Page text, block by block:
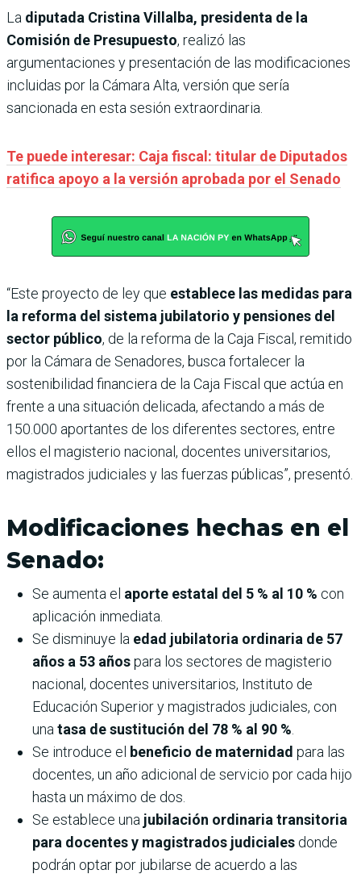
La diputada Cristina Villalba, presidenta de la
Comisión de Presupuesto, realizó las
argumentaciones y presentación de las modificaciones
incluidas por la Cámara Alta, versión que sería
sancionada en esta sesión extraordinaria.
Te puede interesar: Caja fiscal: titular de Diputados
ratifica apoyo a la versión aprobada por el Senado
“Este proyecto de ley que establece las medidas para
la reforma del sistema jubilatorio y pensiones del
sector público, de la reforma de la Caja Fiscal, remitido
por la Cámara de Senadores, busca fortalecer la
sostenibilidad financiera de la Caja Fiscal que actúa en
frente a una situación delicada, afectando a más de
150.000 aportantes de los diferentes sectores, entre
ellos el magisterio nacional, docentes universitarios,
magistrados judiciales y las fuerzas públicas”, presentó.
Modificaciones hechas en el
Senado:
Se aumenta el aporte estatal del 5 % al 10 % con
aplicación inmediata.
Se disminuye la edad jubilatoria ordinaria de 57
años a 53 añospara los sectores de magisterio
nacional, docentes universitarios, Instituto de
Educación Superior y magistrados judiciales, con
una tasa de sustitución del 78 % al 90 %
Se introduce el beneficio de maternidad para las
docentes, un año adicional de servicio por cada hijo
hasta un máximo de dos.
Se establece una jubilación ordinaria transitoria
para docentes y magistrados judiciales donde
podrán optar por jubilarse de acuerdo a las